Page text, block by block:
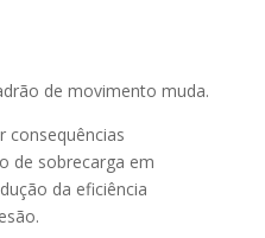
de movimento muda.
consequências
de sobrecarga em
da eficiência